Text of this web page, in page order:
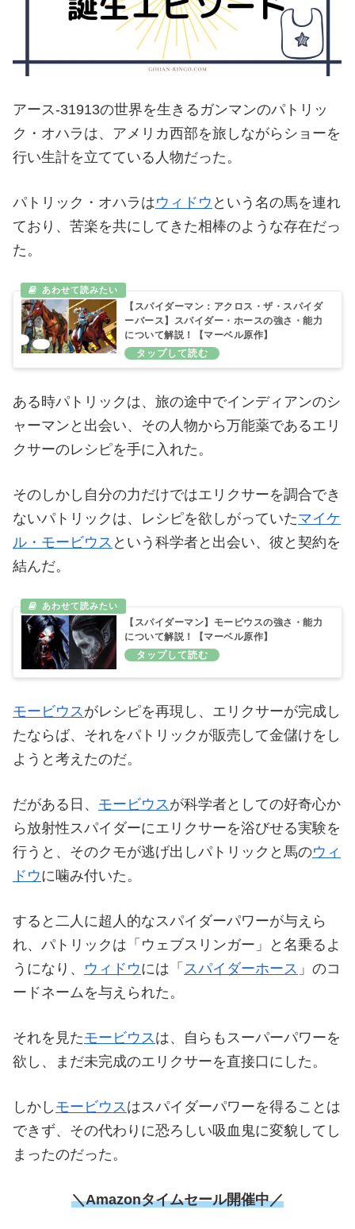
アース‐31913の世界を生きるガンマンのパトリッ
ク・オハラは、アメリカ西部を旅しながらショーを
行い生計を立てている人物だった。
パトリック・オハラはウィドウ という名の馬を連れ
ており、苦楽を共にしてきた相棒のような存在だっ
た。
【スパイダーマン：アクロス・ザ・スパイダ
ーバース】スパイダー・ホースの強さ・能力
について解説！【マーベル原作】
ある時パトリックは、旅の途中でインディアンのシ
ャーマンと出会い、その人物から万能薬であるエリ
クサーのレシピを手に入れた。
そのしかし自分の力だけではエリクサーを調合でき
ないパトリックは、レシピを欲しがっていたマイケ
ル・モービウス という科学者と出会い、彼と契約を
結んだ。
【スパイダーマン】モービウスの強さ・能力
について解説！【マーベル原作】
モービウス がレシピを再現し、エリクサーが完成し
たならば、それをパトリックが販売して金儲けをし
ようと考えたのだ。
だがある日、 モービウス が科学者としての好奇心か
ら放射性スパイダーにエリクサーを浴びせる実験を
行うと、そのクモが逃げ出しパトリックと馬のウィ
ドウに噛み付いた。
すると二人に超人的なスパイダーパワーが与えら
れ、パトリックは「ウェブスリンガー」と名乗るよ
うになり、 ウィドウには「 スパイダーホース 」のコ
ードネームを与えられた。
それを見たモービウス は、自らもスーパーパワーを
欲し、まだ未完成のエリクサーを直接口にした。
しかし モービウス はスパイダーパワーを得ることは
できず、その代わりに恐ろしい吸血鬼に変貌してし
まったのだった。
＼Amazonタイムセール開催中／